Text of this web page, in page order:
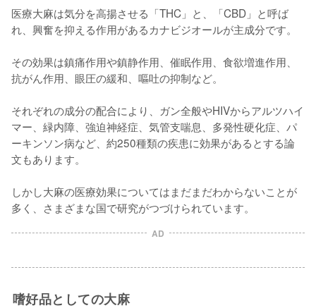
医療大麻は気分を高揚させる「THC」と、「CBD」と呼ば
れ、興奮を抑える作用があるカナビジオールが主成分です。
その効果は鎮痛作用や鎮静作用、催眠作用、食欲増進作用、
抗がん作用、眼圧の緩和、嘔吐の抑制など。
それぞれの成分の配合により、ガン全般やHIVからアルツハイ
マー、緑内障、強迫神経症、気管支喘息、多発性硬化症、パ
ーキンソン病など、約250種類の疾患に効果があるとする論
文もあります。
しかし大麻の医療効果についてはまだまだわからないことが
多く、さまざまな国で研究がつづけられています。
AD
嗜好品としての大麻